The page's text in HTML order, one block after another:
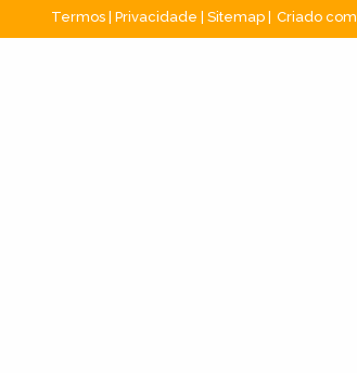
Termos Privacidade Sitemap Criado com